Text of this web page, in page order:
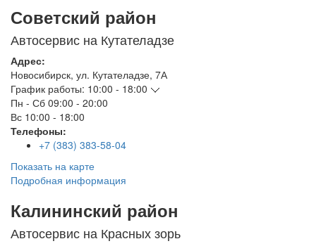
Советский район
Автосервис на Кутателадзе
Адрес:
Новосибирск, ул. Кутателадзе, 7А
График работы: 10:00 - 18:00
Пн - Сб 09:00 - 20:00
Вс 10:00 - 18:00
Телефоны:
+7 (383) 383-58-04
Показать на карте
Подробная информация
Калининский район
Автосервис на Красных зорь